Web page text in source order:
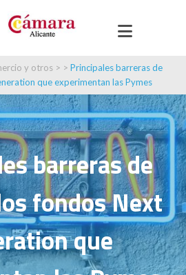
y otros > > Principales barreras de
que experimentan las Pymes
barreras de
fondos Next
que